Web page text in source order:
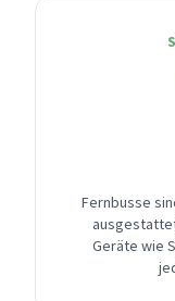
Fernbusse
Geräte wie